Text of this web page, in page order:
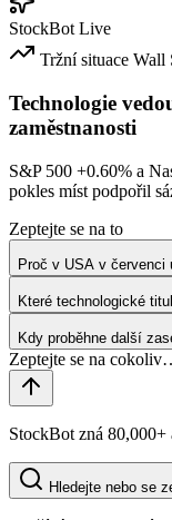
StockBot Live
Tržní situace Wall
Technologie
zaměstnanosti
S&P 500 +0.60% a
pokles míst podpořil
Zeptejte se na to
Proč v USA v červenci
Které technologické
Kdy proběhne další
StockBot zná 80,000+
Hledejte nebo se